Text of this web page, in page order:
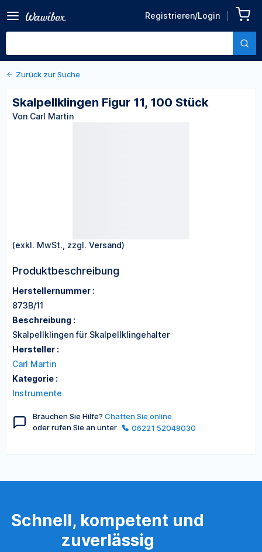
Registrieren/Login
Stück
Von Carl Martin
Zurück zu den Produktdetails
Zurück zur Suche
Skalpellklingen Figur 11, 100 Stück
Von Carl Martin
(exkl. MwSt., zzgl. Versand)
Produktbeschreibung
Herstellernummer :
873B/11
Beschreibung :
Skalpellklingen für Skalpellklingehalter
Hersteller :
Carl Martin
Kategorie :
Instrumente
Brauchen Sie Hilfe? Chatten Sie online
oder rufen Sie an unter
06221 52048030
Schnell, kompetent und
zuverlässig